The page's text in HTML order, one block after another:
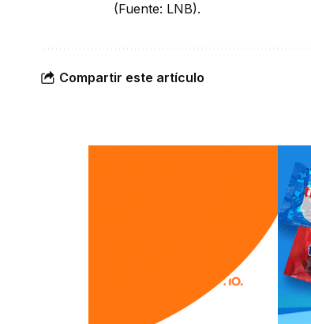
(Fuente: LNB).
Compartir este artículo